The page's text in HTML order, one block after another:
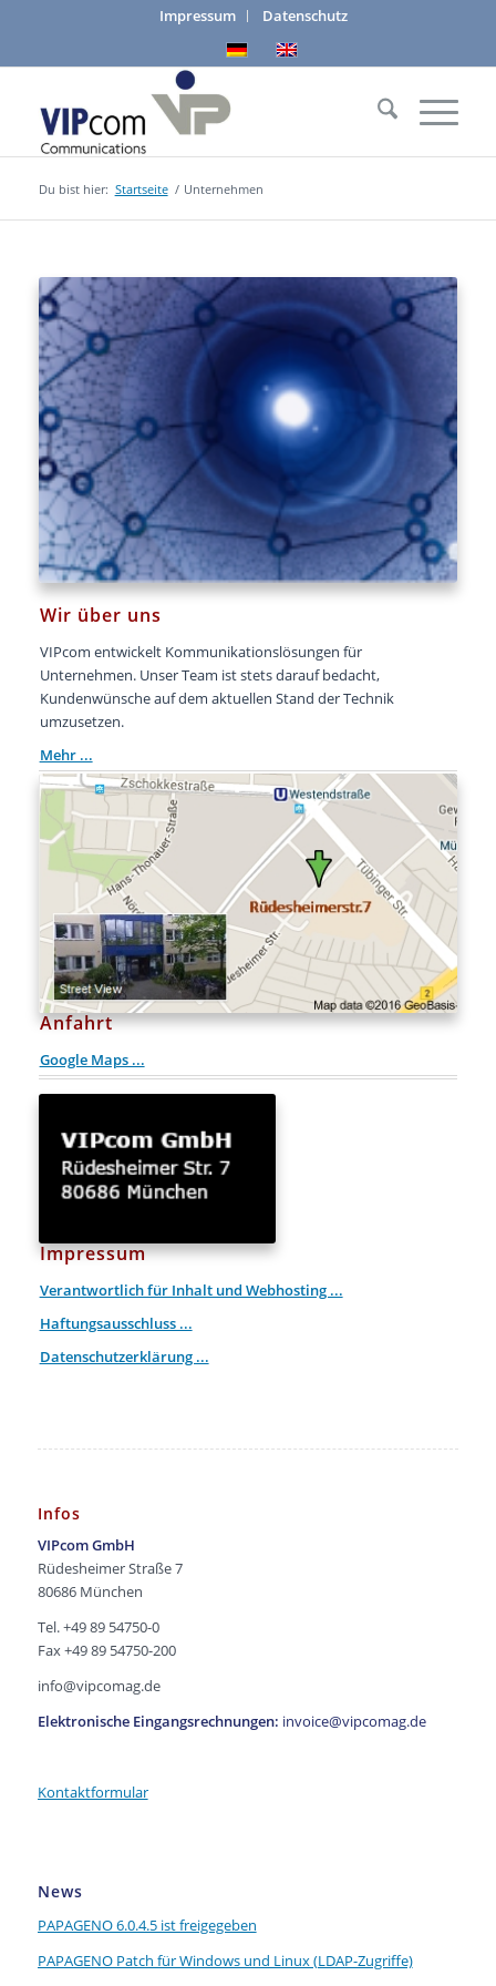
Impressum Datenschutz
Du bist hier: Startseite / Unternehmen
Wir über uns
VIPcom entwickelt Kommunikationslösungen für
Unternehmen. Unser Team ist stets darauf bedacht,
Kundenwünsche auf dem aktuellen Stand der Technik
umzusetzen.
Mehr ...
Anfahrt
Google Maps ...
Impressum
Verantwortlich für Inhalt und Webhosting ...
Haftungsausschluss ...
Datenschutzerklärung ...
Infos
VIPcom GmbH
Rüdesheimer Straße 7
80686 München
Tel. +49 89 54750-0
Fax +49 89 54750-200
info@vipcomag.de
Elektronische Eingangsrechnungen: invoice@vipcomag.de
Kontaktformular
News
PAPAGENO 6.0.4.5 ist freigegeben
PAPAGENO Patch für Windows und Linux (LDAP-Zugriffe)